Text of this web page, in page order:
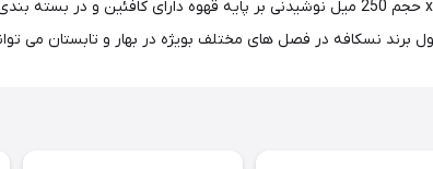
برند نسکافه در فصل های مختلف بویژه در بهار و تابستان می